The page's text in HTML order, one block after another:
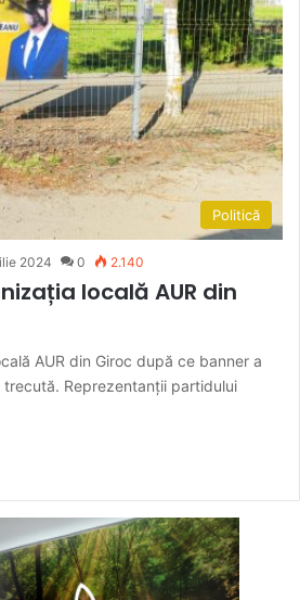
Politică
2024 0 2.140
locală AUR din
AUR din Giroc după ce banner a
Reprezentanții partidului